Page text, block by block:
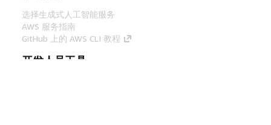
选择生成式人工智能服务
AWS 服务指南
GitHub 上的 AWS CLI 教程
开发人员工具